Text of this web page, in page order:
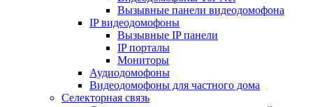
Вызывные панели видеодомофона
IP видеодомофоны
Вызывные IP панели
IP порталы
Мониторы
Аудиодомофоны
Видеодомофоны для частного дома
Селекторная связь